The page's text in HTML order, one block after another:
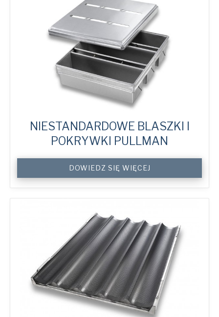
NIESTANDARDOWE BLASZKI I
POKRYWKI PULLMAN
Tins
&
Covers
DOWIEDZ SIĘ WIĘCEJ